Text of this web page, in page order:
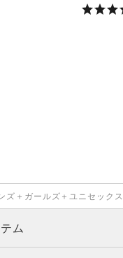
ズ＋ガールズ＋ユニセックス
ム